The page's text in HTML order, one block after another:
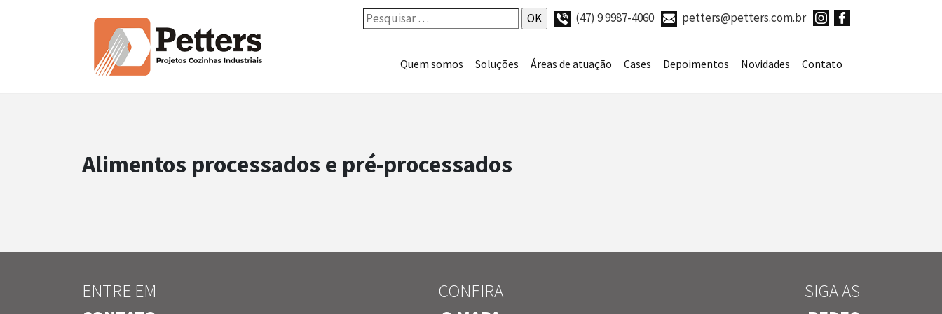
(47) 9 9987-4060 petters@petters.com.br
Quem somos Soluções Áreas de atuação Cases Depoimentos Novidades Contato
Alimentos processados e pré-processados
ENTRE EM
CONFIRA
SIGA AS